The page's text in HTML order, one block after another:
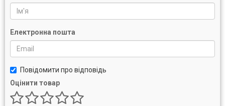
Електронна пошта
Повідомити про відповідь
Оцінити товар